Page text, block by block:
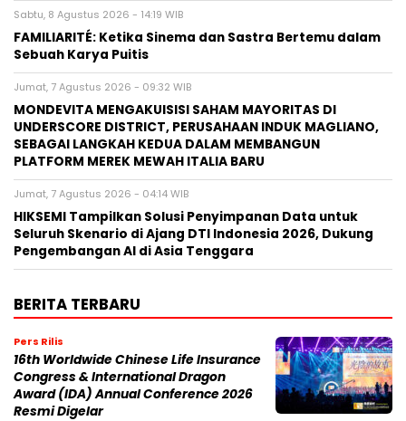
Sabtu, 8 Agustus 2026 - 14:19 WIB
FAMILIARITÉ: Ketika Sinema dan Sastra Bertemu dalam
Sebuah Karya Puitis
Jumat, 7 Agustus 2026 - 09:32 WIB
MONDEVITA MENGAKUISISI SAHAM MAYORITAS DI
UNDERSCORE DISTRICT, PERUSAHAAN INDUK MAGLIANO,
SEBAGAI LANGKAH KEDUA DALAM MEMBANGUN
PLATFORM MEREK MEWAH ITALIA BARU
Jumat, 7 Agustus 2026 - 04:14 WIB
HIKSEMI Tampilkan Solusi Penyimpanan Data untuk
Seluruh Skenario di Ajang DTI Indonesia 2026, Dukung
Pengembangan AI di Asia Tenggara
BERITA TERBARU
Pers Rilis
16th Worldwide Chinese Life Insurance
Congress & International Dragon
Award (IDA) Annual Conference 2026
Resmi Digelar